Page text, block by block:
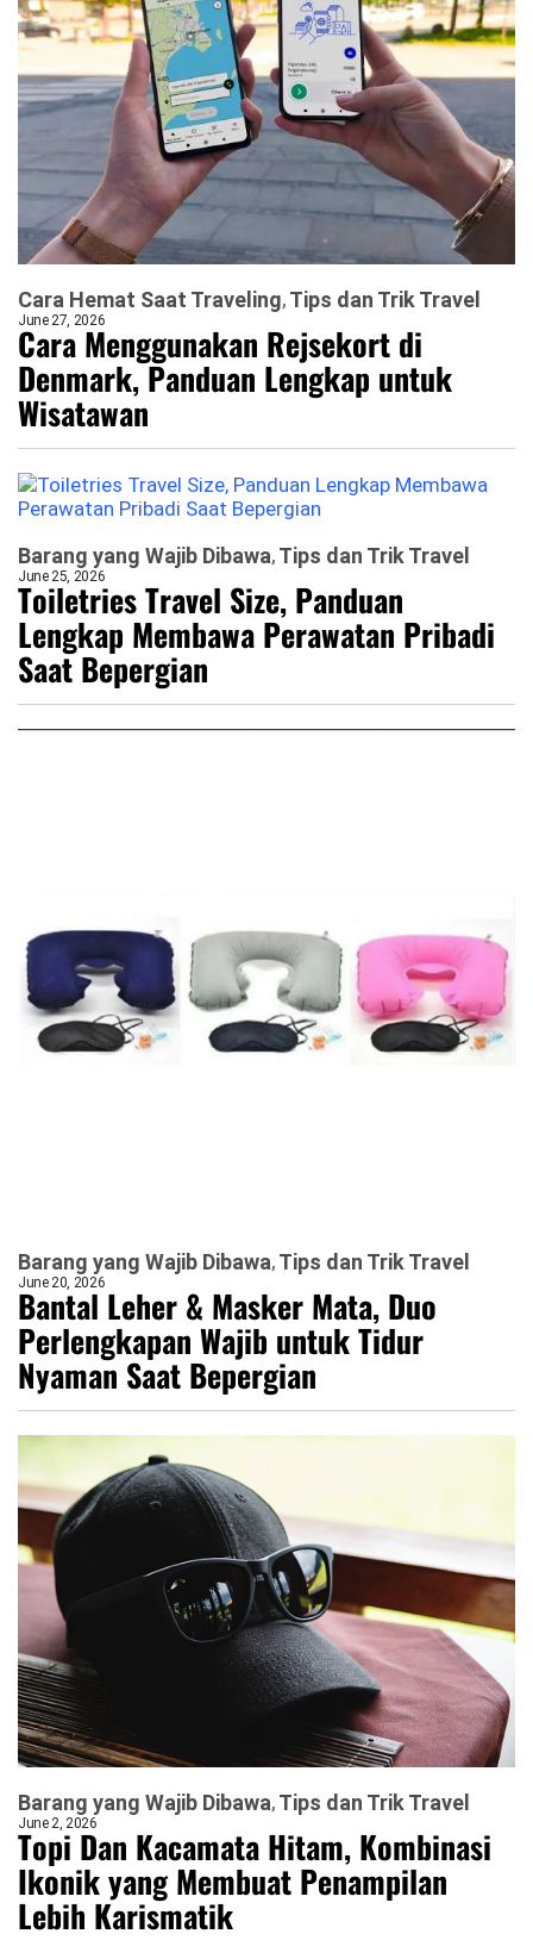
Cara Hemat Saat Traveling Tips dan Trik Travel
June 27, 2026
Cara Menggunakan Rejsekort di
Denmark, Panduan Lengkap untuk
Wisatawan
Barang yang Wajib Dibawa Tips dan Trik Travel
June 25, 2026
Toiletries Travel Size, Panduan
Lengkap Membawa Perawatan Pribadi
Saat Bepergian
Barang yang Wajib Dibawa Tips dan Trik Travel
June 20, 2026
Bantal Leher & Masker Mata, Duo
Perlengkapan Wajib untuk Tidur
Nyaman Saat Bepergian
Barang yang Wajib Dibawa Tips dan Trik Travel
June 2, 2026
Topi Dan Kacamata Hitam, Kombinasi
Ikonik yang Membuat Penampilan
Lebih Karismatik